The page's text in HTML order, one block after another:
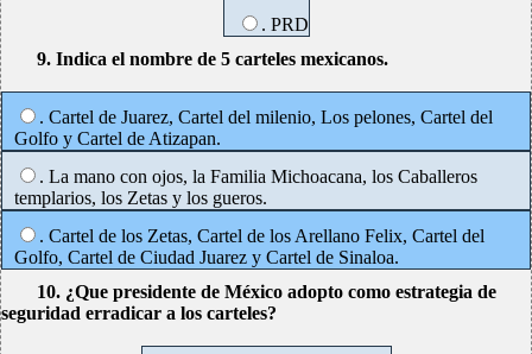
. PRD
9. Indica el nombre de 5 carteles mexicanos.
. Cartel de Juarez, Cartel del milenio, Los pelones, Cartel del
Golfo y Cartel de Atizapan.
. La mano con ojos, la Familia Michoacana, los Caballeros
templarios, los Zetas y los gueros.
. Cartel de los Zetas, Cartel de los Arellano Felix, Cartel del
Golfo, Cartel de Ciudad Juarez y Cartel de Sinaloa.
10. ¿Que presidente de México adopto como estrategia de
seguridad erradicar a los carteles?